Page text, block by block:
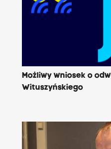
Możliwy wniosek o
Wituszyńskiego